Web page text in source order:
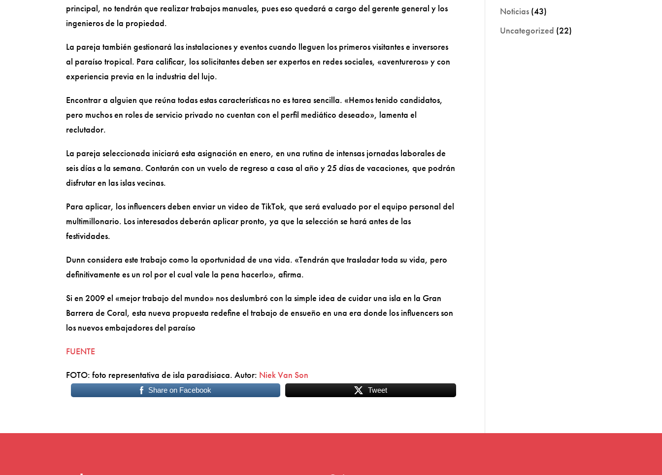
principal, no tendrán que realizar trabajos manuales, pues eso quedará a cargo del gerente general y los
ingenieros de la propiedad.
La pareja también gestionará las instalaciones y eventos cuando lleguen los primeros visitantes e inversores
al paraíso tropical. Para calificar, los solicitantes deben ser expertos en redes sociales, «aventureros» y con
experiencia previa en la industria del lujo.
Encontrar a alguien que reúna todas estas características no es tarea sencilla. «Hemos tenido candidatos,
pero muchos en roles de servicio privado no cuentan con el perfil mediático deseado», lamenta el
reclutador.
La pareja seleccionada iniciará esta asignación en enero, en una rutina de intensas jornadas laborales de
seis días a la semana. Contarán con un vuelo de regreso a casa al año y 25 días de vacaciones, que podrán
disfrutar en las islas vecinas.
Para aplicar, los influencers deben enviar un video de TikTok, que será evaluado por el equipo personal del
multimillonario. Los interesados deberán aplicar pronto, ya que la selección se hará antes de las
festividades.
Dunn considera este trabajo como la oportunidad de una vida. «Tendrán que trasladar toda su vida, pero
definitivamente es un rol por el cual vale la pena hacerlo», afirma.
Si en 2009 el «mejor trabajo del mundo» nos deslumbró con la simple idea de cuidar una isla en la Gran
Barrera de Coral, esta nueva propuesta redefine el trabajo de ensueño en una era donde los influencers son
los nuevos embajadores del paraíso
FUENTE
FOTO: foto representativa de isla paradisiaca. Autor: Niek Van Son
Share on Facebook Tweet
Noticias (43)
Uncategorized (22)